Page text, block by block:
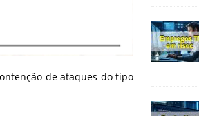
de ataques do tipo